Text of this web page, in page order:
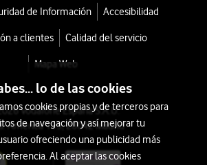
de Información Accesibilidad
a clientes Calidad del servicio
Mapa Web
Vodafone España S.A.U.
América 115, 28042 Madrid
lo de las cookies
cookies propias y de terceros para
de navegación y así mejorar tu
ofreciendo una publicidad más
Al aceptar las cookies